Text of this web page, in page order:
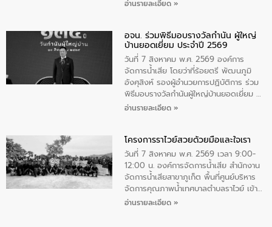
ทิพย์คำ รองผู้ว่าราชการจังหวัดมุกดาหาร
เป็นประธานในพิธี ณ เรือนจําชั่วคราวนาโสก
ตําบลนาโสก อําเภอเมืองมุกดาหาร จังหวัด
มุกดาหาร โดยในกิจกรรมได้ร่วมปลูกป่า และ
ทําความสะอาดภายในบริเวณ จัดกิจกรรม
เพื่อถวายเป็นพระราชกุศล สมเด็จพระนาง
เจ้าสิริกิติ์พระบรมราชินีนาถ พระบรมราช
อ่านรายละเอียด »
อจน. ร่วมพิธีมอบรางวัลกำนัน ผู้ใหญ่
บ้านยอดเยี่ยม ประจำปี 2569
วันที่ 7 สิงหาคม พ.ศ. 2569 องค์การ
จัดการน้ำเสีย โดยว่าที่ร้อยตรี พัฒนภูมิ
อังศุสิงห์ รองผู้อำนวยการปฏิบัติการ ร่วม
พิธีมอบรางวัลกำนันผู้ใหญ่บ้านยอดเยี่ยม ณ
ทำเนียบรัฐบาล โดยมีนายอนุทิน ชาญวีรกูล
ทองคำและประกาศเกียรติคุณให้แก่ กำนัน
ผู้ใหญ่บ้านยอดเยี่ยม พร้อมกล่าวชื่นชม ให้
โอวาท และมอบนโยบาย
อ่านรายละเอียด »
โครงการราไวย์สวยด้วยมือและใจเรา
วันที่ 7 สิงหาคม พ.ศ. 2569 เวลา 9:00-
12:00 น. องค์การจัดการน้ำเสีย สำนักงาน
จัดการน้ำเสียสาขาภูเก็ต พื้นที่ศูนย์บริหาร
จัดการคุณภาพน้ำเทศบาลตำบลราไวย์ เข้า
ร่วมโครงการราไวย์สวยด้วยมือและใจเรา
อ่านรายละเอียด »